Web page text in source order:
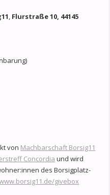
, Flurstraße 10, 44145
von Machbarschaft Borsig11
Concordia und wird
des Borsigplatz-
givebox